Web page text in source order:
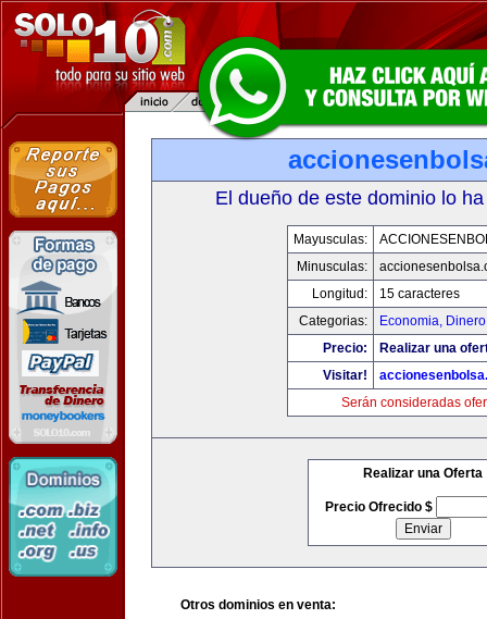
El dueño de este dominio lo
Mayusculas:
Minusculas:
Longitud:
15 caracteres
Categorias:
Economia,
Precio:
Realizar una
Visitar!
Serán consideradas
Realizar una Oferta
Precio Ofrecido $
Otros dominios en venta: